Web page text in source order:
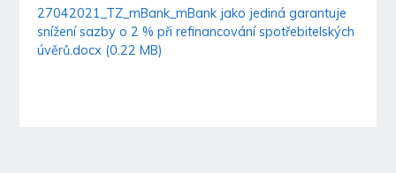
27042021_TZ_mBank_mBank jako jediná garantuje
snížení sazby o 2 % při refinancování spotřebitelských
úvěrů.docx (0.22 MB)